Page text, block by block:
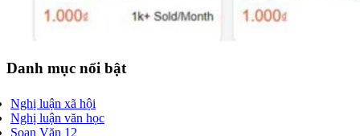
Danh mục nổi bật
Nghị luận xã hội
Nghị luận văn học
Soạn Văn 12